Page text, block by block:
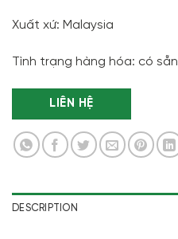
Xuất xứ: Malaysia
Tình trạng hàng hóa: có sẵn
LIÊN HỆ
DESCRIPTION